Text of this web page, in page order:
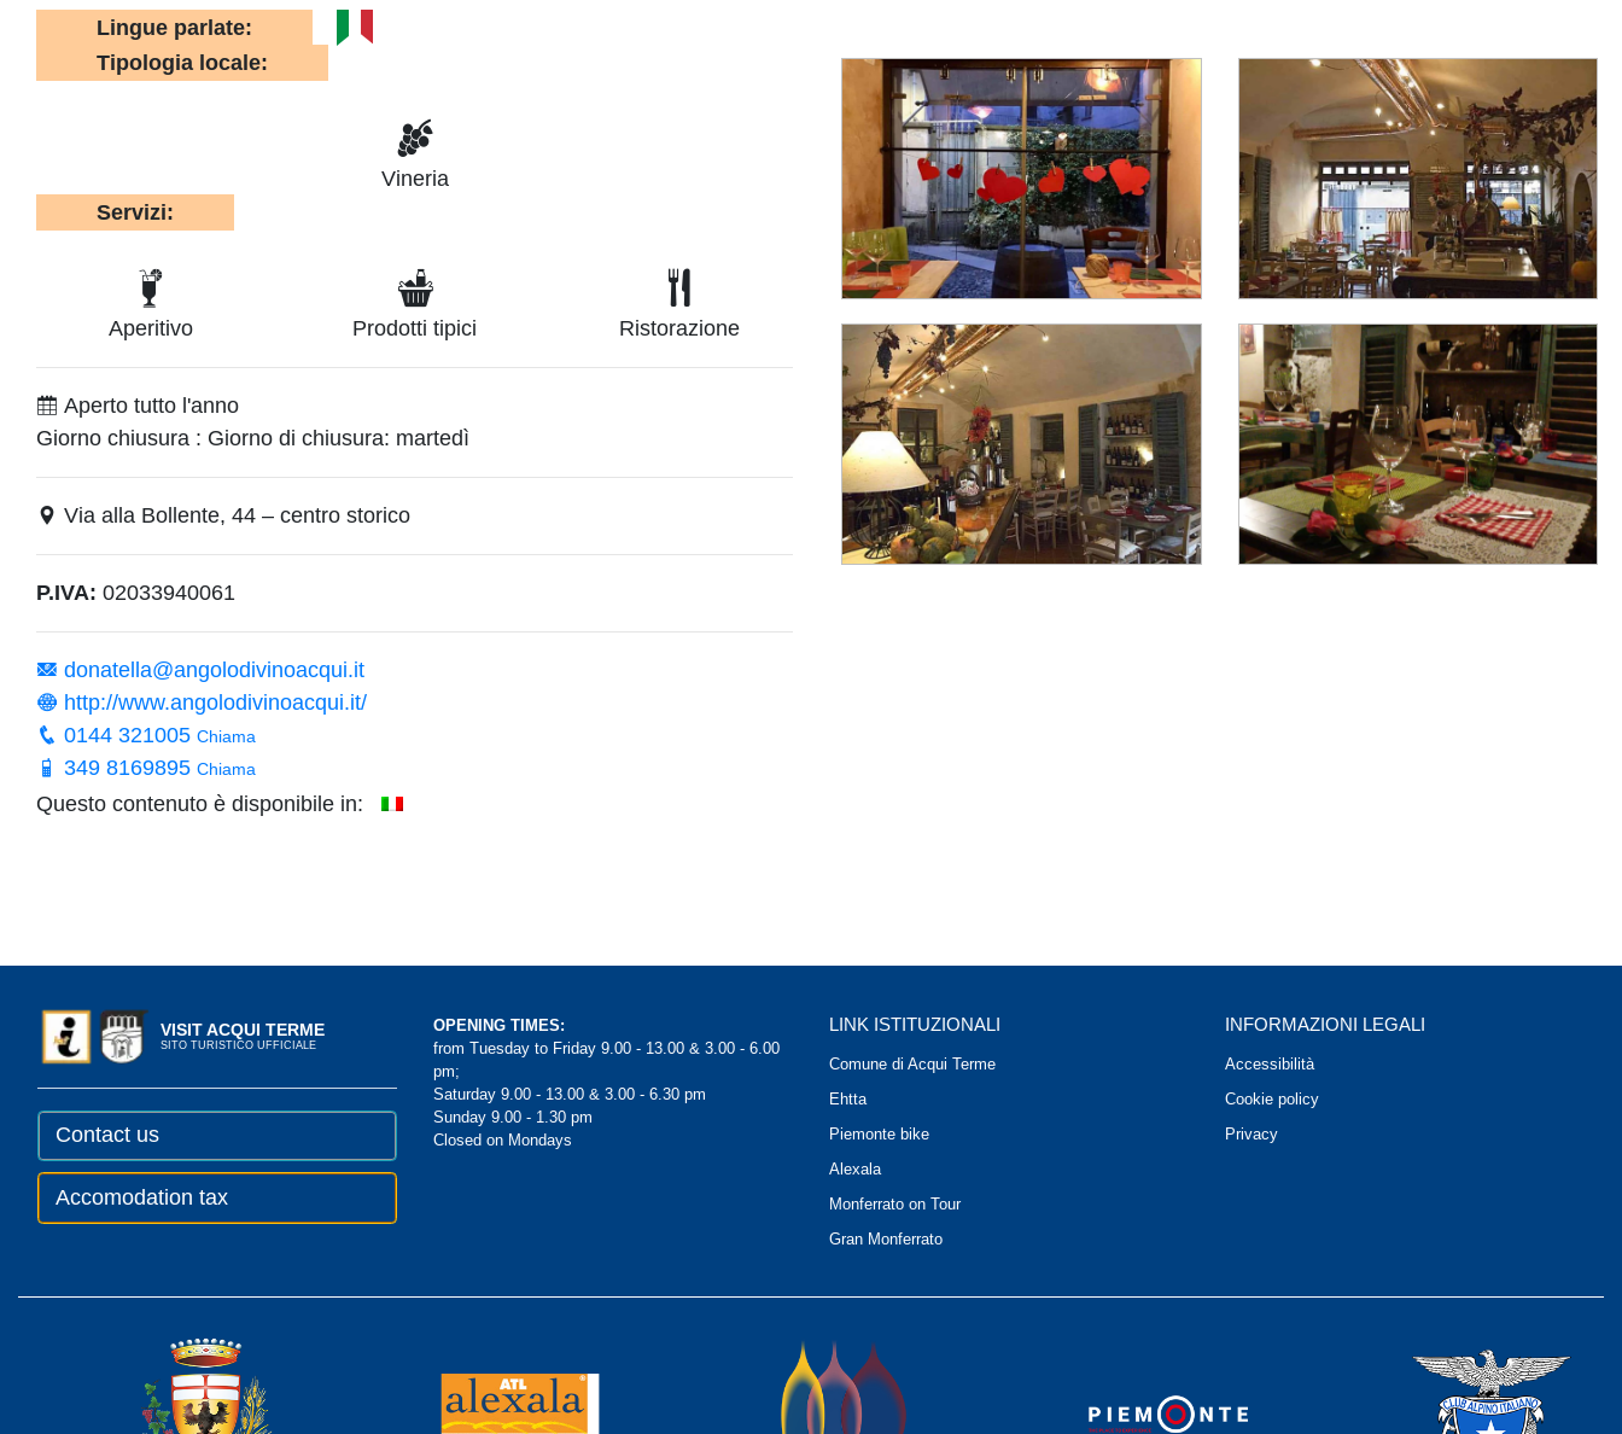
Lingue parlate:
Tipologia locale:
Vineria
Servizi:
Aperitivo Prodotti tipici Ristorazione
Aperto tutto l'anno
Giorno chiusura : Giorno di chiusura: martedì
Via alla Bollente, 44 – centro storico
P.IVA: 02033940061
donatella@angolodivinoacqui.it
http://www.angolodivinoacqui.it/
0144 321005 Chiama
349 8169895 Chiama
Questo contenuto è disponibile in:
VISIT ACQUI TERME
SITO TURISTICO UFFICIALE
Contact us
Accomodation tax
OPENING TIMES:
from Tuesday to Friday 9.00 - 13.00 & 3.00 - 6.00
pm;
Saturday 9.00 - 13.00 & 3.00 - 6.30 pm
Sunday 9.00 - 1.30 pm
Closed on Mondays
LINK ISTITUZIONALI
Comune di Acqui Terme
Ehtta
Piemonte bike
Alexala
Monferrato on Tour
Gran Monferrato
INFORMAZIONI LEGALI
Accessibilità
Cookie policy
Privacy